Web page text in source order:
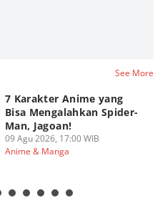
See More
7 Karakter Anime yang
Bisa Mengalahkan Spider-
Man, Jagoan!
09 Agu 2026, 17:00 WIB
Anime & Manga